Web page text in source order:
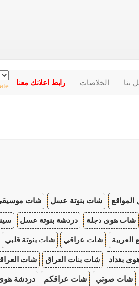
بنا الخلاصات رابط اعلانك معنا
شات بنوتة عسل شات
شات هوى دجلة دردشة بنوتة عسل
العربية شات عراقي شات بنوتة قلبي
بغداد شات بنات العراق شات
شات صوتي شات عراقكم دردشة